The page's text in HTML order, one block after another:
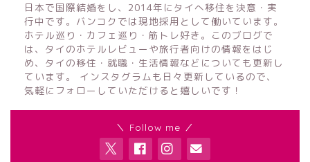
日本で国際結婚をし、2014年にタイへ移住を決意・実
行中です。バンコクでは現地採用として働いています。
ホテル巡り・カフェ巡り・筋トレ好き。このブログで
は、タイのホテルレビューや旅行者向けの情報をはじ
め、タイの移住・就職・生活情報などについても更新し
ています。 インスタグラムも日々更新しているので、
気軽にフォローしていただけると嬉しいです！
＼ Follow me ／